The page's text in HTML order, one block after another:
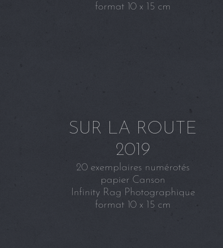
SUR LA ROUTE
2019
20 exemplaires numérotés
papier Canson
Infinity Rag Photographique
format 10 x 15 cm
format 10 x 15 cm